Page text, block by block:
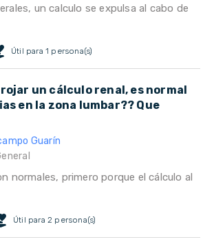
un calculo se expulsa al cabo de
Útil para 1 persona(s)
un cálculo renal, es normal
en la zona lumbar?? Que
Guarín
normales, primero porque el cálculo al
Útil para 2 persona(s)